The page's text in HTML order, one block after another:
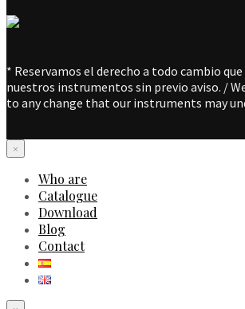
* Reservamos el derecho a todo cambio
nuestros instrumentos sin previo aviso. /
to any change that our instruments may
×
Who are
Catalogue
Download
Blog
Contact